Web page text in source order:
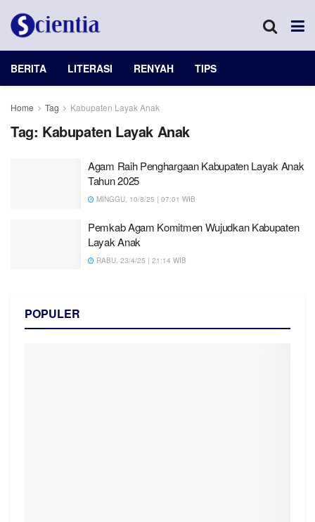
BERITA LITERASI RENYAH TIPS
Home Tag Kabupaten Layak Anak
Tag: Kabupaten Layak Anak
Agam Raih Penghargaan Kabupaten Layak Anak
Tahun 2025
MINGGU, 10/8/25 | 07:01 WIB
Pemkab Agam Komitmen Wujudkan Kabupaten
Layak Anak
RABU, 23/4/25 | 21:14 WIB
POPULER